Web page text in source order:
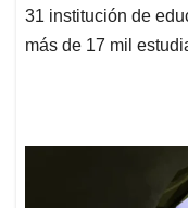
31 institución de
más de 17 mil